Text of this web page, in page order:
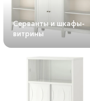
Серванты и шкафы-
витрины